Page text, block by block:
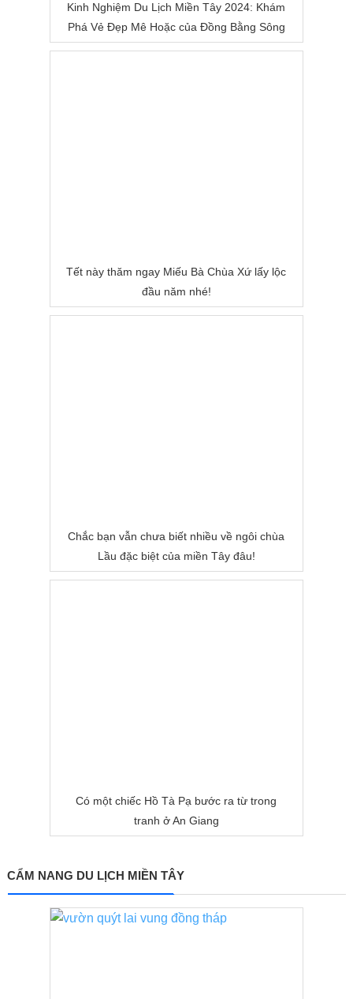
Kinh Nghiệm Du Lịch Miền Tây 2024: Khám
Phá Vẻ Đẹp Mê Hoặc của Đồng Bằng Sông
Nước
Tết này thăm ngay Miếu Bà Chùa Xứ lấy lộc
đầu năm nhé!
Chắc bạn vẫn chưa biết nhiều về ngôi chùa
Lầu đặc biệt của miền Tây đâu!
Có một chiếc Hồ Tà Pạ bước ra từ trong
tranh ở An Giang
CẨM NANG DU LỊCH MIỀN TÂY